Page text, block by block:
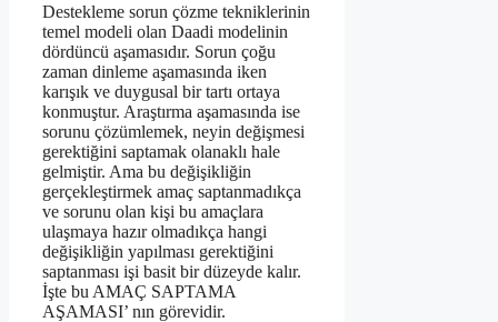
Destekleme sorun çözme tekniklerinin
temel modeli olan Daadi modelinin
dördüncü aşamasıdır. Sorun çoğu
zaman dinleme aşamasında iken
karışık ve duygusal bir tartı ortaya
konmuştur. Araştırma aşamasında ise
sorunu çözümlemek, neyin değişmesi
gerektiğini saptamak olanaklı hale
gelmiştir. Ama bu değişikliğin
gerçekleştirmek amaç saptanmadıkça
ve sorunu olan kişi bu amaçlara
ulaşmaya hazır olmadıkça hangi
değişikliğin yapılması gerektiğini
saptanması işi basit bir düzeyde kalır.
İşte bu AMAÇ SAPTAMA
AŞAMASI’ nın görevidir.